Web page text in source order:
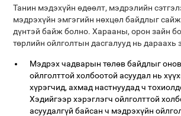
Танин мэдэхүйн өдөөлт, мэдрэлийн
мэдрэхүйн эмгэгийн нөхцөл байдлыг
дүнтэй байж болно. Харааны, орон зайн
төрлийн ойлголтын дасгалууд нь дараахь
Мэдрэх чадварын төлөв байдлыг
ойлголттой холбоотой асуудал нь
хүрэгчид, ахмад настнуудад ч
Хэдийгээр хэрэглэгч ойлголттой
асуудалгүй байсан ч мэдрэхүйн